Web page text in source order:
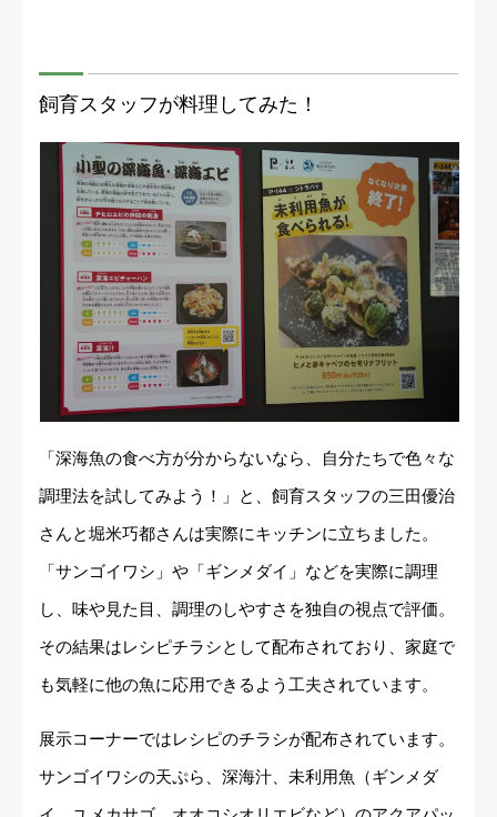
飼育スタッフが料理してみた！
「深海魚の食べ方が分からないなら、自分たちで色々な
調理法を試してみよう！」と、飼育スタッフの三田優治
さんと堀米巧都さんは実際にキッチンに立ちました。
「サンゴイワシ」や「ギンメダイ」などを実際に調理
し、味や見た目、調理のしやすさを独自の視点で評価。
その結果はレシピチラシとして配布されており、家庭で
も気軽に他の魚に応用できるよう工夫されています。
展示コーナーではレシピのチラシが配布されています。
サンゴイワシの天ぷら、深海汁、未利用魚（ギンメダ